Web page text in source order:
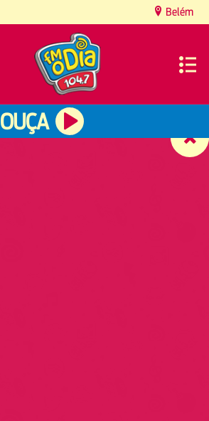
Belém
OUÇA